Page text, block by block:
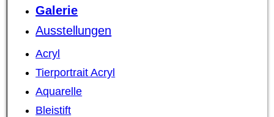
Galerie
Ausstellungen
Acryl
Tierportrait Acryl
Aquarelle
Bleistift